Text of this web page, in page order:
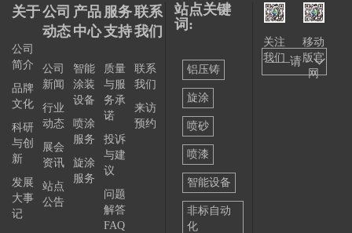
关于
公司
简介
品牌
文化
科研
与创
新
发展
大事
记
公司
动态
公司
新闻
行业
动态
展会
资讯
站点
公告
产品
中心
智能
涂装
设备
喷涂
服务
旋涂
服务
服务
支持
质量
与服
务承
诺
投诉
与建
议
问题
解答
FAQ
联系
我们
联系
我们
来访
预约
站点关键
词:
铝压铸
旋涂
喷砂
喷漆
智能设备
非标自动
化
关注
我们
移动
版官
网
——请